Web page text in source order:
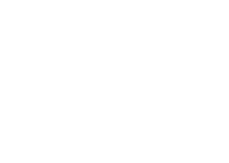
Recientemente, la artista ha
‘La Anunciación’ de Fra
dibujo previo”, ha destacado
De las 24 obras que
temática religiosa y